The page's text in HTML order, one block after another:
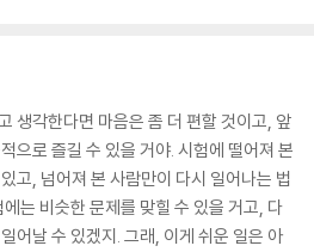
생각한다면 마음은 좀 더 편할 것이고, 앞
으로 즐길 수 있을 거야. 시험에 떨어져 본
고, 넘어져 본 사람만이 다시 일어나는 법
는 비슷한 문제를 맞힐 수 있을 거고, 다
어날 수 있겠지. 그래, 이게 쉬운 일은 아